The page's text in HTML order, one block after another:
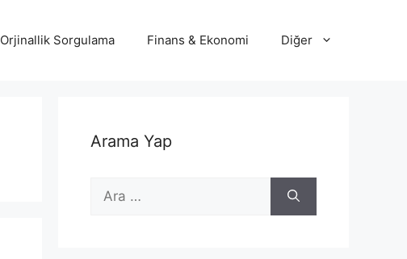
Orjinallik Sorgulama Finans & Ekonomi Diğer
Arama Yap
için